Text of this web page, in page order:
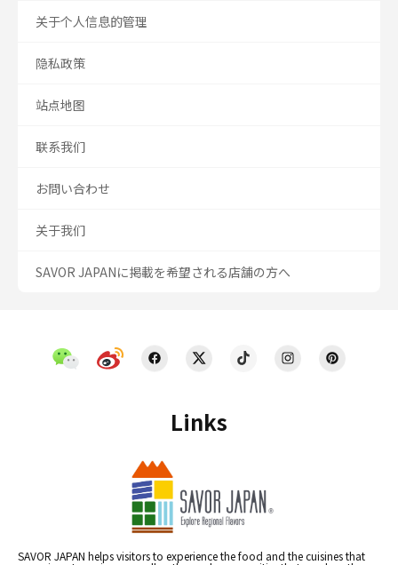
Links
SAVOR JAPAN helps visitors to experience the food and the cuisines that
关于个人信息的管理
隐私政策
站点地图
联系我们
お問い合わせ
关于我们
SAVOR JAPANに掲載を希望される店舗の方へ